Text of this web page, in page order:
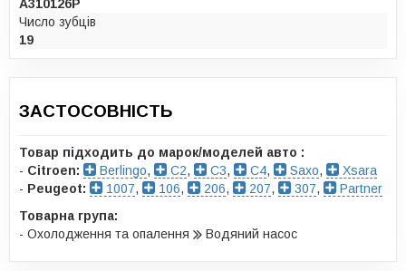
A310126P
Число зубців
19
ЗАСТОСОВНІСТЬ
Товар підходить до марок/моделей авто :
- Citroen: Berlingo, C2, C3, C4, Saxo,
Xsara
- Peugeot: 1007, 106, 206, 207, 307,
Partner
Товарна група:
- Охолодження та опалення
Водяний насос